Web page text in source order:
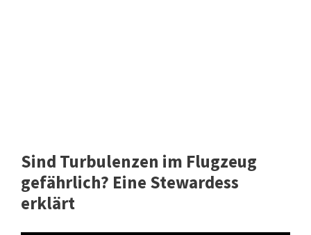
Sind Turbulenzen im Flugzeug
gefährlich? Eine Stewardess
erklärt